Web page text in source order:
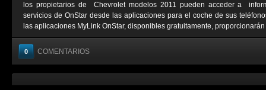
los propietarios de Chevrolet modelos 2011 pueden acceder a
servicios de OnStar desde las aplicaciones para el coche de sus
las aplicaciones MyLink OnStar, disponibles gratuitamente, proporcionarán
0 COMENTARIOS